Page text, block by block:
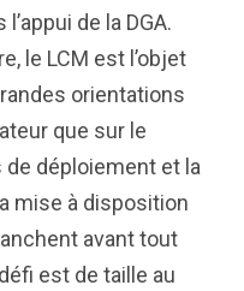
de la DGA.
le LCM est l’objet
orientations
que sur le
déploiement et la
mise à disposition
avant tout
est de taille au